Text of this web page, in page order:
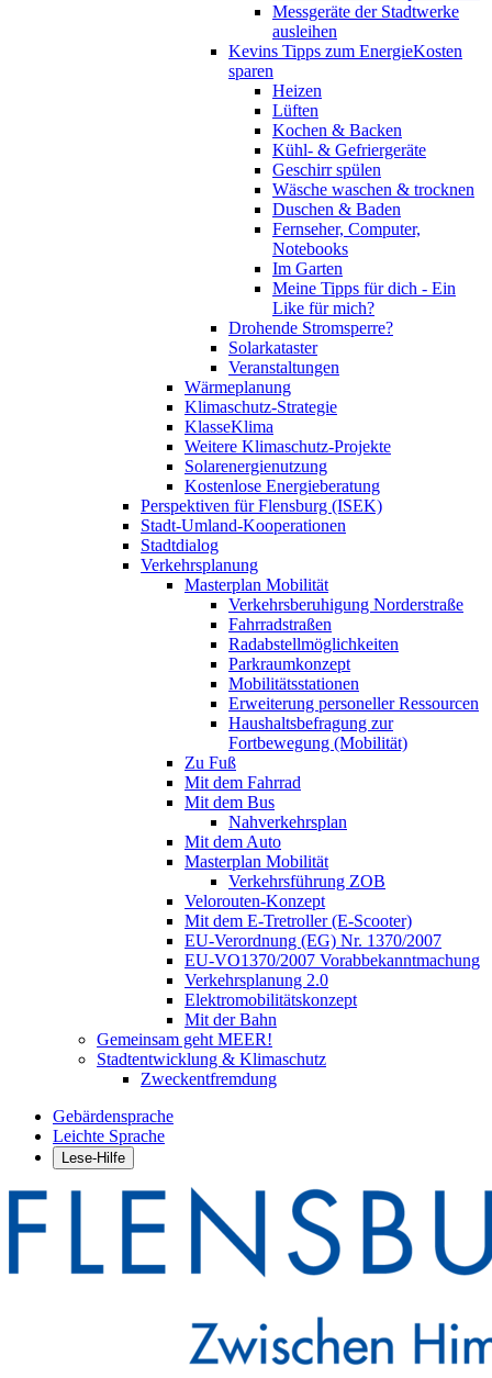
Messgeräte der Stadtwerke
ausleihen
Kevins Tipps zum EnergieKosten
sparen
Heizen
Lüften
Kochen & Backen
Kühl- & Gefriergeräte
Geschirr spülen
Wäsche waschen & trocknen
Duschen & Baden
Fernseher, Computer,
Notebooks
Im Garten
Meine Tipps für dich - Ein
Like für mich?
Drohende Stromsperre?
Solarkataster
Veranstaltungen
Wärmeplanung
Klimaschutz-Strategie
KlasseKlima
Weitere Klimaschutz-Projekte
Solarenergienutzung
Kostenlose Energieberatung
Perspektiven für Flensburg (ISEK)
Stadt-Umland-Kooperationen
Stadtdialog
Verkehrsplanung
Masterplan Mobilität
Verkehrsberuhigung Norderstraße
Fahrradstraßen
Radabstellmöglichkeiten
Parkraumkonzept
Mobilitätsstationen
Erweiterung personeller Ressourcen
Haushaltsbefragung zur
Fortbewegung (Mobilität)
Zu Fuß
Mit dem Fahrrad
Mit dem Bus
Nahverkehrsplan
Mit dem Auto
Masterplan Mobilität
Verkehrsführung ZOB
Velorouten-Konzept
Mit dem E-Tretroller (E-Scooter)
EU-Verordnung (EG) Nr. 1370/2007
EU-VO1370/2007 Vorabbekanntmachung
Verkehrsplanung 2.0
Elektromobilitätskonzept
Mit der Bahn
Gemeinsam geht MEER!
Stadtentwicklung & Klimaschutz
Zweckentfremdung
Gebärdensprache
Leichte Sprache
Lese-Hilfe